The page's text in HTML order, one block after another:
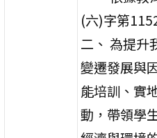
(六)字第
二、 為提升
變遷發展與
能培訓、實
動，帶領學